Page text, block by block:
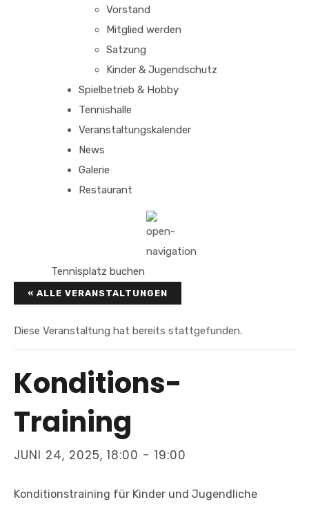
Vorstand
Mitglied werden
Satzung
Kinder & Jugendschutz
Spielbetrieb & Hobby
Tennishalle
Veranstaltungskalender
News
Galerie
Restaurant
Tennisplatz buchen
« ALLE VERANSTALTUNGEN
Diese Veranstaltung hat bereits stattgefunden.
Konditions-
Training
JUNI 24, 2025, 18:00 - 19:00
Konditionstraining für Kinder und Jugendliche